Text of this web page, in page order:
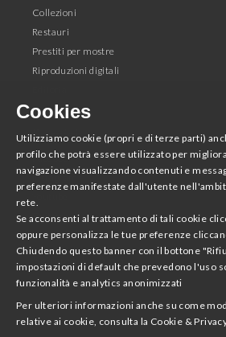
Collezioni
Restauri
Prestiti per mostre
Riproduzioni digitali
Seguici
Facebook
Instagram
Twitter
Scarica la App
Accademia Nazionale di San Luca
Cookies
Utilizziamo cookie (propri e di terze parti)
profilo che potrà essere utilizzato per
navigazione visualizzando contenuti e
preferenze manifestate dall'utente
rete.
Se acconsenti al trattamento di tali cookie
oppure personalizza le tue preferenze
Chiudendo questo banner con il bottone
impostazioni di default che prevedono l'uso
funzionalità e analytics anonimizzati
Per ulteriori informazioni anche su come
relative ai cookie, consulta la Cookie &